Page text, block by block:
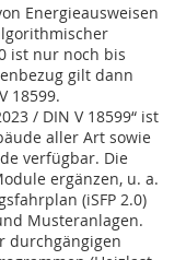
Energieausweisen
ist nur noch bis
gilt dann
18599.
/ DIN V 18599“ ist
aller Art sowie
verfügbar. Die
ergänzen, u. a.
(iSFP 2.0)
Musteranlagen.
durchgängigen